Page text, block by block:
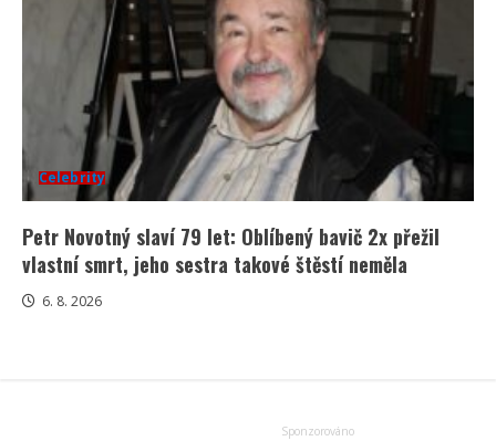
Celebrity
Petr Novotný slaví 79 let: Oblíbený bavič 2x přežil
vlastní smrt, jeho sestra takové štěstí neměla
6. 8. 2026